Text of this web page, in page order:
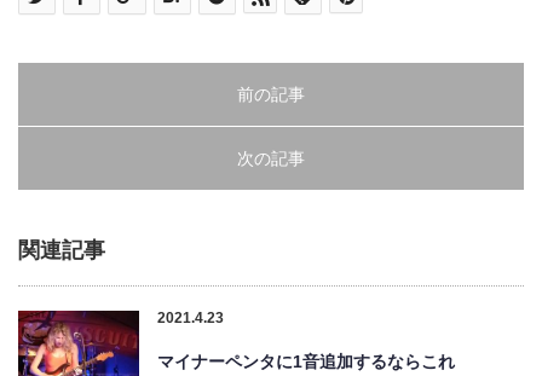
前の記事
次の記事
関連記事
2021.4.23
マイナーペンタに1音追加するならこれ